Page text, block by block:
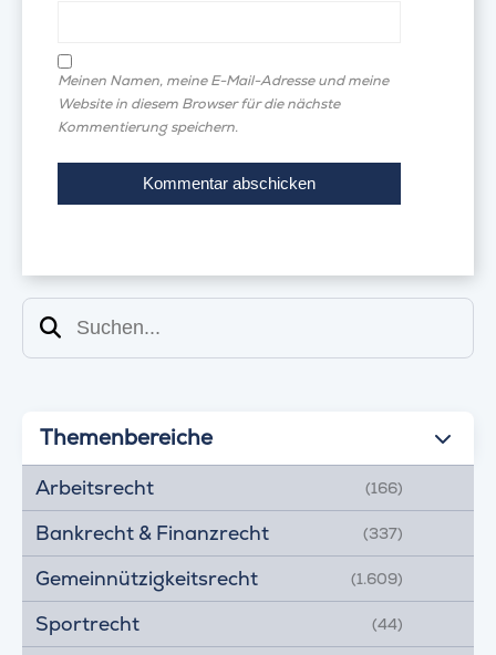
Meinen Namen, meine E-Mail-Adresse und meine
Website in diesem Browser für die nächste
Kommentierung speichern.
Suchen
Themenbereiche
Arbeitsrecht (166)
Bankrecht & Finanzrecht (337)
Gemeinnützigkeitsrecht (1.609)
Sportrecht (44)